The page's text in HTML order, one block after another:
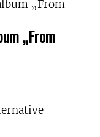
„From